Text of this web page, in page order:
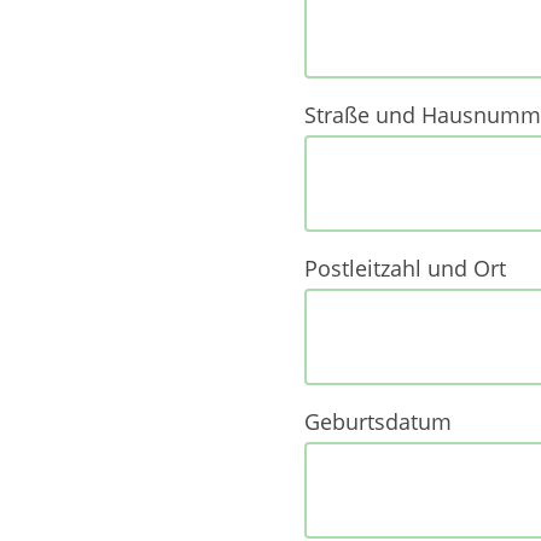
Straße und
Postleitzahl und Ort
Geburtsdatum